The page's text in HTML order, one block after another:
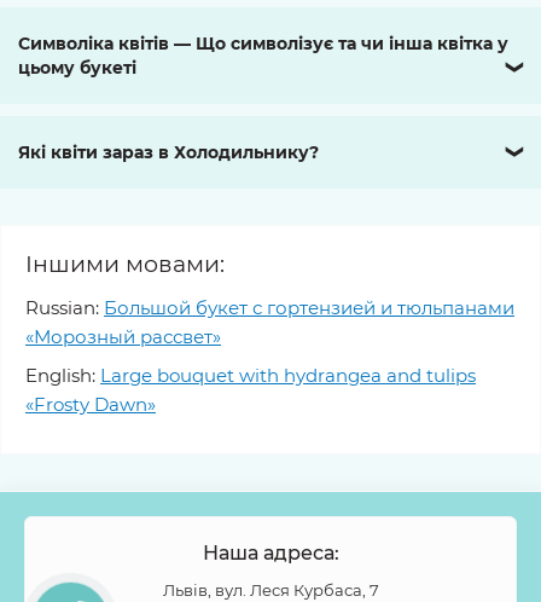
Символіка квітів — Що символізує та чи інша квітка у
цьому букеті
❯
Які квіти зараз в Холодильнику? ❯
Іншими мовами:
Russian: Большой букет с гортензией и тюльпанами
«Морозный рассвет»
English: Large bouquet with hydrangea and tulips
«Frosty Dawn»
Наша адреса:
Львів, вул. Леся Курбаса, 7